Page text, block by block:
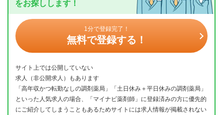
をお探しします！
1分で登録完了！
無料で登録する！
サイト上では公開していない
求人（非公開求人）もあります
「高年収かつ転勤なしの調剤薬局」「土日休み＋平日休みの調剤薬局」
といった人気求人の場合、「マイナビ薬剤師」に登録済みの方に優先的
にご紹介してしまうこともあるためサイトには求人情報が掲載されない